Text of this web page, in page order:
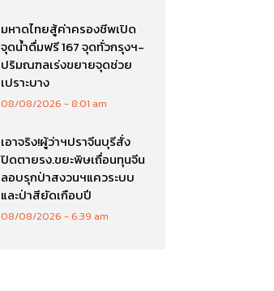
มหาดไทยสู้ค่าครองชีพเปิด
จุดน้ำดื่มฟรี 167 จุดทั่วกรุงฯ-
ปริมณฑลเร่งขยายจุดช่วย
เปราะบาง
08/08/2026 8:01 am
เอาจริง!ผู้ว่าฯปราจีนบุรีสั่ง
ปิดตายรง.ขยะพิษเถื่อนทุนจีน
ลอบรุกป่าสงวนฯแควระบบ
และป่าสียัดเกือบปี
08/08/2026 6:39 am